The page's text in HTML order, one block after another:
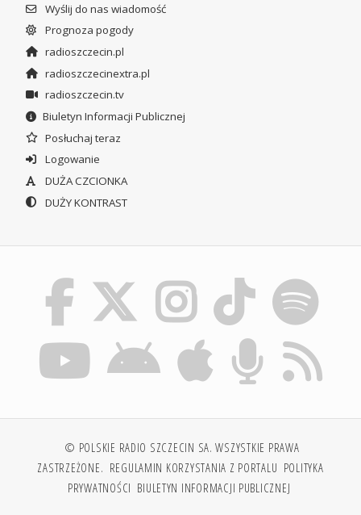
Wyślij do nas wiadomość
Prognoza pogody
radioszczecin.pl
radioszczecinextra.pl
radioszczecin.tv
Biuletyn Informacji Publicznej
Posłuchaj teraz
Logowanie
DUŻA CZCIONKA
DUŻY KONTRAST
© POLSKIE RADIO SZCZECIN SA. WSZYSTKIE PRAWA
ZASTRZEŻONE. REGULAMIN KORZYSTANIA Z PORTALU POLITYKA
PRYWATNOŚCI BIULETYN INFORMACJI PUBLICZNEJ